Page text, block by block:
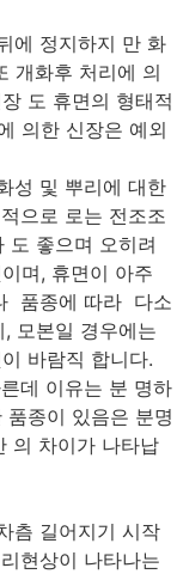
에 정지하지 만 화
개화후 처리에 의
도 휴면의 형태적
의한 신장은 예외
성 및 뿌리에 대한
으로 로는 전조조
도 좋으며 오히려
며, 휴면이 아주
품종에 따라 다소
모본일 경우에는
바람직 합니다.
데 이유는 분 명하
종이 있음은 분명
의 차이가 나타납
츰 길어지기 시작
현상이 나타나는